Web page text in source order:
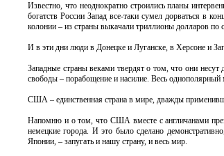
Известно, что неоднократно строились планы
богатств России Запад все-таки сумел дорваться в
колонии – из страны выкачали триллионы долларов
И в эти дни люди в Донецке и Луганске, в Херсоне и
Западные страны веками твердят о том, что они
свободы – порабощение и насилие. Весь
США – единственная страна в мире, дважды
Напомню и о том, что США вместе с англичанами
немецкие города. И это было сделано
Японии, – запугать и нашу страну, и весь мир.